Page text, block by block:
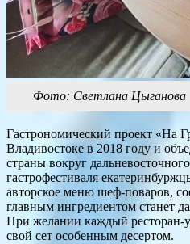
Фото: Светлана Цыганова
Гастрономический проект «На
Владивостоке в 2018 году и
страны вокруг
гастрофестиваля
авторское меню шеф-поваров,
главным ингредиентом станет
При желании каждый ресторан-
свой сет особенным десертом.